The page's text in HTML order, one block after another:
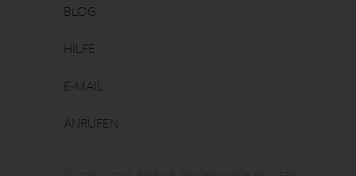
BLOG
HILFE
E-MAIL
ANRUFEN